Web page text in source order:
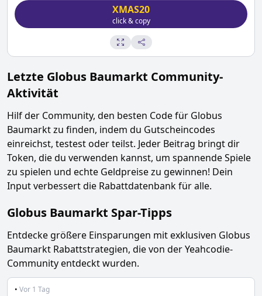
XMAS20
click & copy
Letzte Globus Baumarkt Community-
Aktivität
Hilf der Community, den besten Code für Globus
Baumarktzu finden, indem du Gutscheincodes
einreichst, testest oder teilst. Jeder Beitrag bringt dir
Token, die du verwenden kannst, um spannende Spiele
zu spielen und echte Geldpreise zu gewinnen! Dein
Input verbessert die Rabattdatenbank für alle.
Globus Baumarkt Spar-Tipps
Entdecke größere Einsparungen mit exklusiven Globus
Baumarkt Rabattstrategien, die von der Yeahcodie-
Community entdeckt wurden.
• Vor 1 Tag